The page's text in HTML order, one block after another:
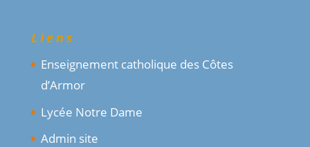
Liens
Enseignement catholique des Côtes
d’Armor
Lycée Notre Dame
Admin site